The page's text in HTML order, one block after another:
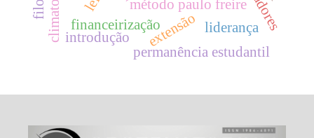
´método paulo freire
financeirizaçãoextensão
permanência estudantil
introdução
liderança